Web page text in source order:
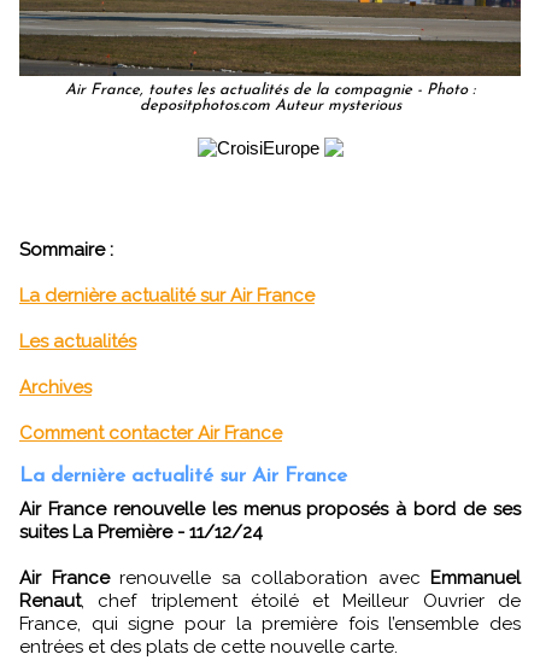
Air France, toutes les actualités de la compagnie - Photo :
depositphotos.com Auteur mysterious
Sommaire :
La dernière actualité sur Air France
Les actualités
Archives
Comment contacter Air France
La dernière actualité sur Air France
Air France renouvelle les menus proposés à bord de ses
suites La Première - 11/12/24
Air Francerenouvelle sa collaboration avec
Emmanuel
Renaut, chef triplement étoilé et Meilleur Ouvrier de
France, qui signe pour la première fois l’ensemble des
entrées et des plats de cette nouvelle carte.